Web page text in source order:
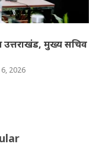
मुख्य सचिव
2026